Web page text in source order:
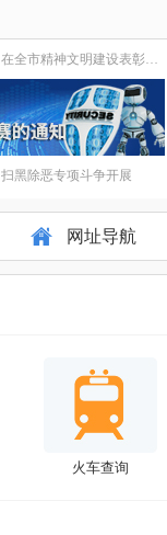
在全市精神文明建设表彰大会上，他们这么说-----
扫黑除恶专项斗争开展
网址导航
火车查询